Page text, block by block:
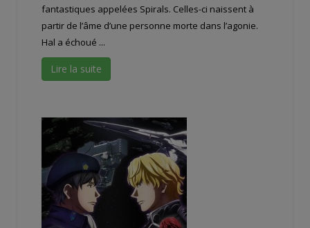
fantastiques appelées Spirals. Celles-ci naissent à
partir de l’âme d’une personne morte dans l’agonie.
Hal a échoué ...
Lire la suite